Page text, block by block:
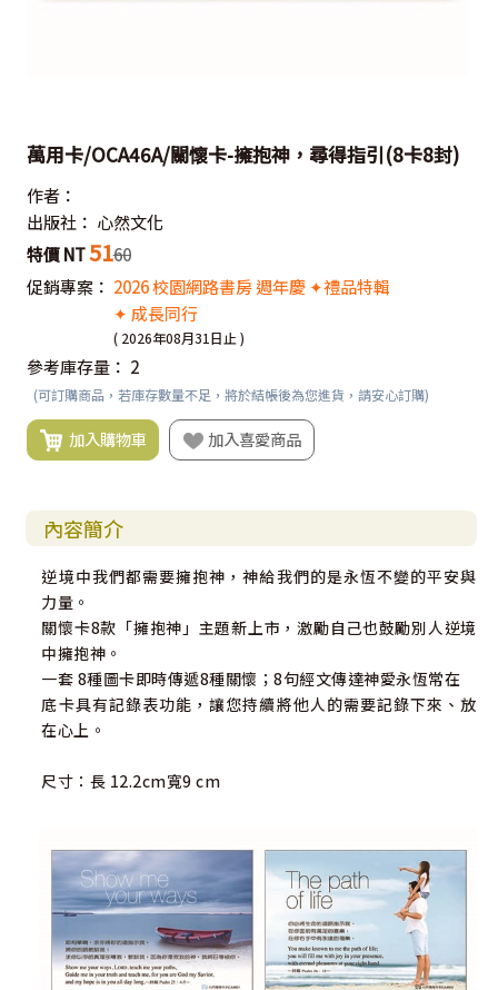
萬用卡/OCA46A/關懷卡-擁抱神，尋得指引(8卡8封)
作者：
出版社： 心然文化
特價 NT5160
促銷專案： 2026 校園網路書房 週年慶 ✦禮品特輯
✦ 成長同行
( 2026年08月31日止 )
參考庫存量： 2
(可訂購商品，若庫存數量不足，將於結帳後為您進貨，請安心訂購)
加入購物車 加入喜愛商品
內容簡介
逆境中我們都需要擁抱神，神給我們的是永恆不變的平安與
力量。
關懷卡8款「擁抱神」主題新上市，激勵自己也鼓勵別人逆境
中擁抱神。
一套 8種圖卡即時傳遞8種關懷；8句經文傳達神愛永恆常在
底卡具有記錄表功能，讓您持續將他人的需要記錄下來、放
在心上。
尺寸：長 12.2cm寬9 cm